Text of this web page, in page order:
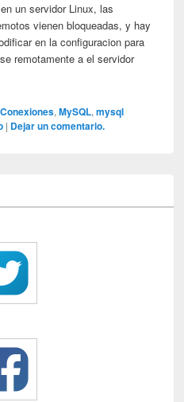
un servidor Linux, las
vienen bloqueadas, y hay
en la configuracion para
remotamente a el servidor
Conexiones,MySQL,mysql
| Dejar un comentario.